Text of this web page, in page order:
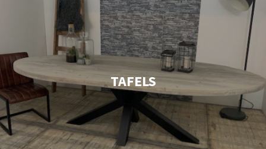
TAFELS